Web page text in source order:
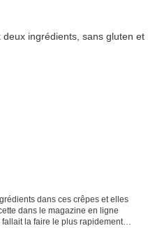
dans ces crêpes et elles
dans le magazine en ligne
la faire le plus rapidement